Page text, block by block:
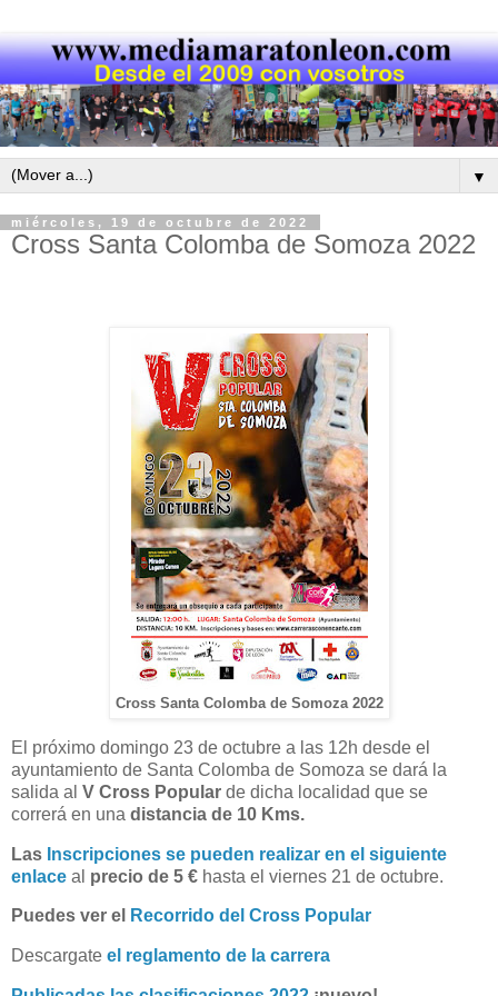
▼
miércoles, 19 de octubre de 2022
Cross Santa Colomba de Somoza 2022
Cross Santa Colomba de Somoza 2022
El próximo domingo 23 de octubre a las 12h desde el
ayuntamiento de Santa Colomba de Somoza se dará la
salida al V Cross Popular de dicha localidad que se
correrá en una distancia de 10 Kms.
Las Inscripciones se pueden realizar en el siguiente
enlace al precio de 5 € hasta el viernes 21 de octubre.
Puedes ver el Recorrido del Cross Popular
Descargate el reglamento de la carrera